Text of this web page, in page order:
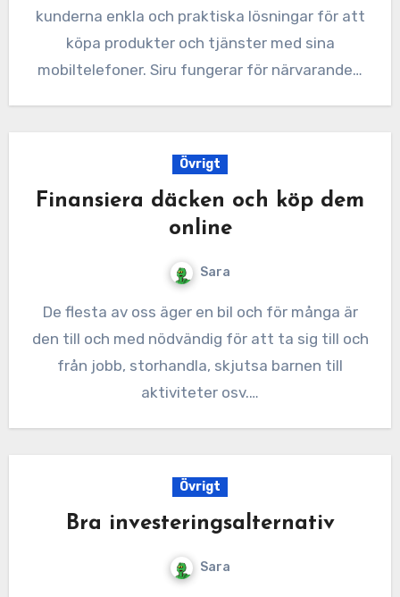
kunderna enkla och praktiska lösningar för att
köpa produkter och tjänster med sina
mobiltelefoner. Siru fungerar för närvarande…
Övrigt
Finansiera däcken och köp dem
online
Sara
De flesta av oss äger en bil och för många är
den till och med nödvändig för att ta sig till och
från jobb, storhandla, skjutsa barnen till
aktiviteter osv.…
Övrigt
Bra investeringsalternativ
Sara